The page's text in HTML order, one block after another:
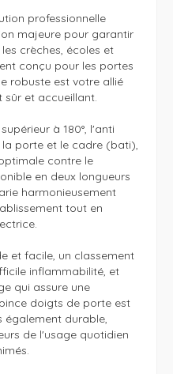
professionnelle
majeure pour garantir
crèches, écoles et
conçu pour les portes
robuste est votre allié
sûr et accueillant.
à 180°, l'anti
porte et le cadre (bati),
contre le
en deux longueurs
harmonieusement
tout en
et facile, un classement
inflammabilité, et
qui assure une
doigts de porte est
également durable,
de l'usage quotidien